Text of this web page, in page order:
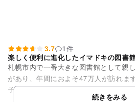
3.7
1件
楽しく便利に進化したイマドキの図書
札幌市内で一番大きな図書館として親
があり、年間におよそ47万人が訪れま
子書籍の貸し出しサービスもはじまり
続きをみる